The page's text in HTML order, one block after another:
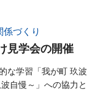
係づくり
見学会の開催
な学習「我が町 玖
自慢～」への協力